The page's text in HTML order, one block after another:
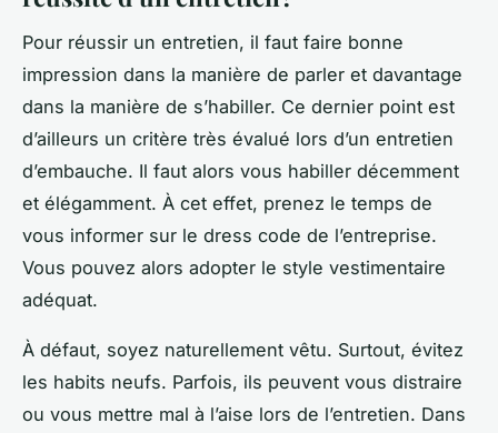
Pour réussir un entretien, il faut faire bonne
impression dans la manière de parler et davantage
dans la manière de s’habiller. Ce dernier point est
d’ailleurs un critère très évalué lors d’un entretien
d’embauche. Il faut alors vous habiller décemment
et élégamment. À cet effet, prenez le temps de
vous informer sur le dress code de l’entreprise.
Vous pouvez alors adopter le style vestimentaire
adéquat.
À défaut, soyez naturellement vêtu. Surtout, évitez
les habits neufs. Parfois, ils peuvent vous distraire
ou vous mettre mal à l’aise lors de l’entretien. Dans